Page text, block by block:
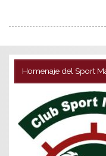
Homenaje del Sport